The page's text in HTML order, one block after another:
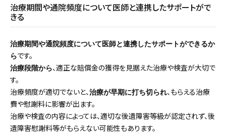
治療期間や通院頻度について医師と連携したサポートがで
きる
治療期間や通院頻度について医師と連携したサポートができるか
らです。
治療段階から、適正な賠償金の獲得を見据えた治療や検査が大切で
す。
治療頻度が適切でないと、 治療が早期に打ち切られ、もらえる治療
費や慰謝料に影響が出ます。
治療や検査の内容によっては、適切な後遺障害等級が認定されず、後
遺障害慰謝料等がもらえない可能性もあります。